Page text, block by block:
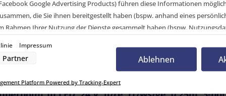
rechts
Google Advertising Products) führen diese Informationen
die Sie ihnen bereitgestellt haben (bspw. anhand eines
Rahmen Ihrer Nutzung der Dienste gesammelt haben (bspw.
Button links unten klicken und dort die entsprechenden Anpassungen
durch unsere Partner:
Zugriff auf Informationen auf einem Endgerät
Impressum
Partner Ablehnen
Platform Powered by Tracking-Expert